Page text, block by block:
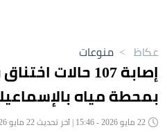
عكاظ > منوعات
إصابة 107
بمحطة مياه